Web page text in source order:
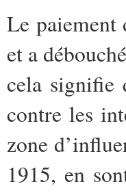
Le paiement
et a
cela signifie
contre les
zone
1915, en